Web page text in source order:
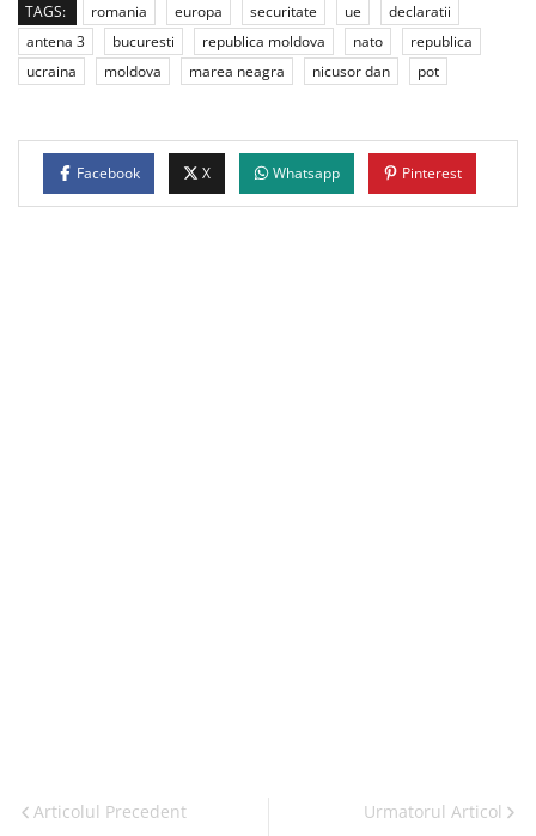
TAGS: romania europa securitate ue
declaratii
antena 3
bucuresti republica moldova nato
republica
ucraina
moldova marea neagra nicusor dan pot
Facebook X Whatsapp Pinterest
Articolul Precedent Urmatorul Articol